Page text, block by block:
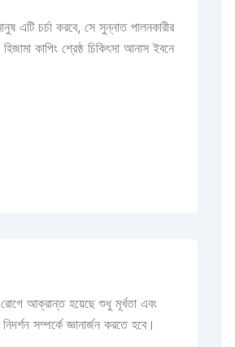
এটি চর্চা করবে, সে সুন্নাত পালনকারীর
কাপিং শ্রেষ্ঠ চিকিৎসা আনাস ইবনে
আক্রান্ত হয়েছে শুধু মূর্খতা এবং
সম্পর্কে জ্ঞানার্জন করতে হবে।